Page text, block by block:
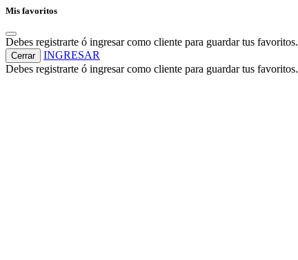
Mis favoritos
Debes registrarte ó ingresar como cliente para guardar tus favoritos.
Cerrar
INGRESAR
Debes registrarte ó ingresar como cliente para guardar tus favoritos.